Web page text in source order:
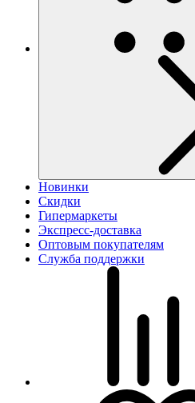
Новинки
Скидки
Гипермаркеты
Экспресс-доставка
Оптовым покупателям
Служба поддержки